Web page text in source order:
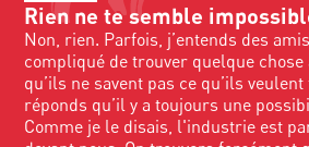
Rien ne te semble
Non, rien. Parfois, j’entends des
compliqué de trouver quelque chose
qu’ils ne savent pas ce qu’ils
réponds qu’il y a toujours une
Comme je le disais, l'industrie est